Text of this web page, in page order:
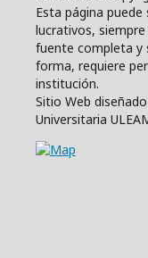
Esta página
lucrativos,
fuente completa y
forma, requiere
institución.
Sitio Web
Universitaria